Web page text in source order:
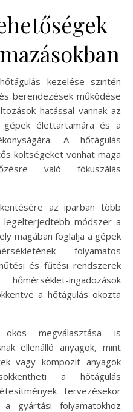
kezelése szintén
berendezések működése
hatással vannak az
élettartamára és a
A hőtágulás
költségeket vonhat maga
való fókuszálás
az iparban több
legelterjedtebb módszer a
magában foglalja a gépek
folyamatos
és fűtési rendszerek
ingadozások
a hőtágulás okozta
megválasztása is
ellenálló anyagok, mint
vagy kompozit anyagok
a hőtágulás
tervezésekor
gyártási folyamatokhoz